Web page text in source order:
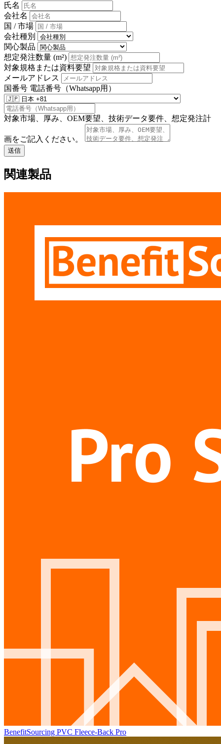
氏名
会社名
国 / 市場
会社種別
関心製品
想定発注数量 (m²)
対象規格または資料要望
メールアドレス
国番号 電話番号（Whatsapp用）
対象市場、厚み、OEM要望、技術データ要件、想定発注計
画をご記入ください。
送信
関連製品
BenefitSourcing PVC Fleece-Back Pro